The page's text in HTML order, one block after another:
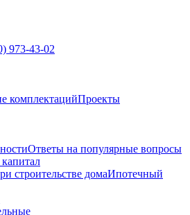
973-43-02
комплектацийПроекты
Ответы на популярные вопросы
строительстве домаИпотечный